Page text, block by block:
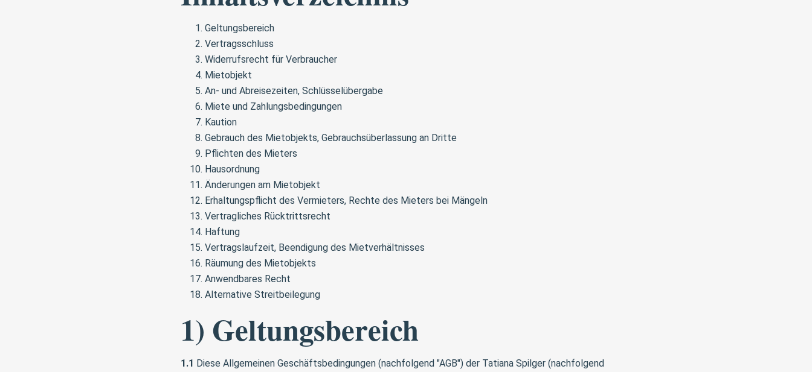
Geltungsbereich
Vertragsschluss
Widerrufsrecht für Verbraucher
Mietobjekt
An- und Abreisezeiten, Schlüsselübergabe
Miete und Zahlungsbedingungen
Kaution
Gebrauch des Mietobjekts, Gebrauchsüberlassung an Dritte
Pflichten des Mieters
Hausordnung
Änderungen am Mietobjekt
Erhaltungspflicht des Vermieters, Rechte des Mieters bei Mängeln
Vertragliches Rücktrittsrecht
Haftung
Vertragslaufzeit, Beendigung des Mietverhältnisses
Räumung des Mietobjekts
Anwendbares Recht
Alternative Streitbeilegung
1) Geltungsbereich
1.1 Diese Allgemeinen Geschäftsbedingungen (nachfolgend "AGB") der Tatiana Spilger (nachfolgend